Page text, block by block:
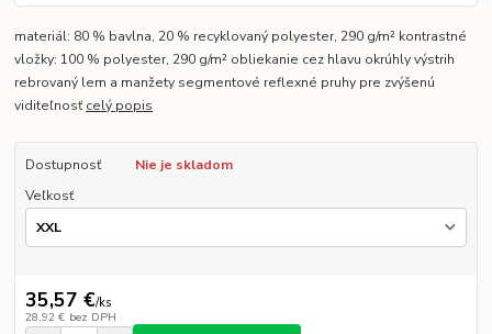
materiál: 80 % bavlna, 20 % recyklovaný polyester, 290 g/m² kontrastné
vložky: 100 % polyester, 290 g/m² obliekanie cez hlavu okrúhly výstrih
rebrovaný lem a manžety segmentové reflexné pruhy pre zvýšenú
viditeľnosťcelý popis
Dostupnosť
Nie je skladom
Veľkosť
35,57 €/ks
28,92 € bez DPH